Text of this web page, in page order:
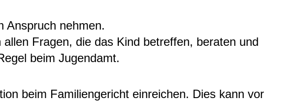
Anspruch nehmen.
Fragen, die das Kind betreffen, beraten und
beim Jugendamt.
beim Familiengericht einreichen. Dies kann vor